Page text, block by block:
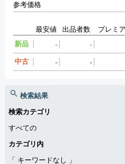
参考価格
最安値 出品者数
プレミ
新品
- -
中古 - -
検索結果
検索カテゴリ
すべての
カテゴリ内
「 キーワードなし 」